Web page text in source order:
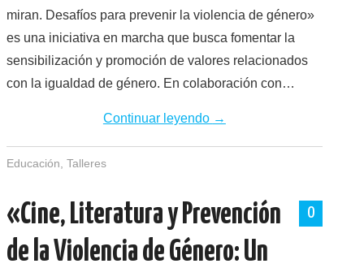
miran. Desafíos para prevenir la violencia de género»
es una iniciativa en marcha que busca fomentar la
sensibilización y promoción de valores relacionados
con la igualdad de género. En colaboración con…
Continuar leyendo →
Educación Talleres
0
«Cine, Literatura y Prevención
de la Violencia de Género: Un